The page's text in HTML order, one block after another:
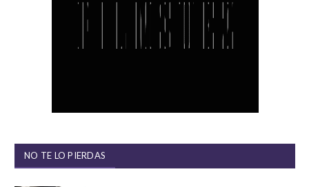
NO TE LO PIERDAS